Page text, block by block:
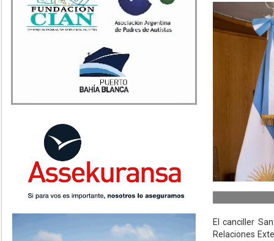
El canciller
Relaciones